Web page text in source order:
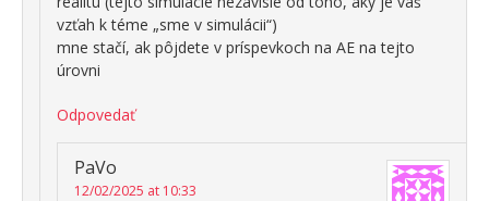
vzťah k téme „sme v simulácii“)
mne stačí, ak pôjdete v príspevkoch na AE na tejto
úrovni
Odpovedať
PaVo
12/02/2025 at 10:33